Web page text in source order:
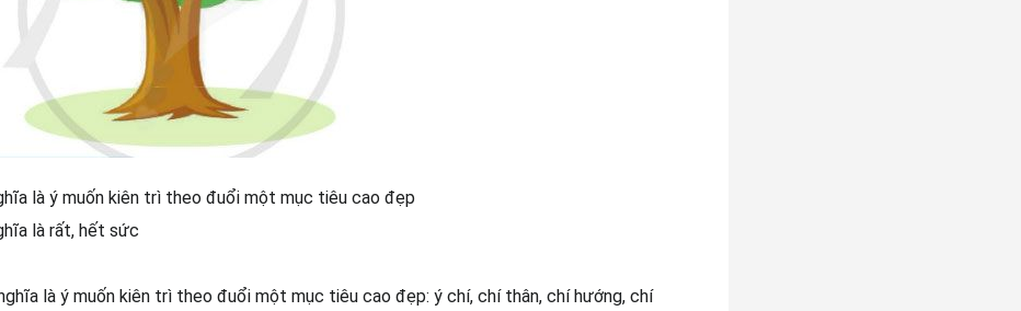
là ý muốn kiên trì theo đuổi một mục tiêu cao đẹp
là rất, hết sức
là ý muốn kiên trì theo đuổi một mục tiêu cao đẹp: ý chí, chí thân, chí hướng, chí